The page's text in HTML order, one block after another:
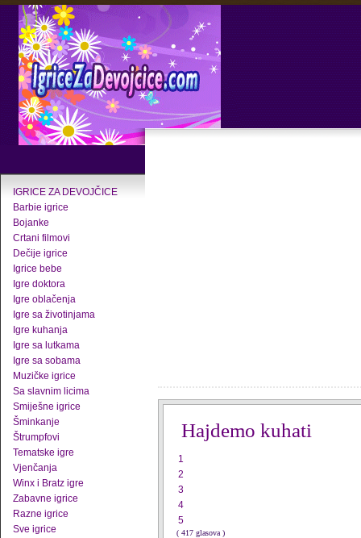
IGRICE ZA DEVOJČICE
Barbie igrice
Bojanke
Crtani filmovi
Dečije igrice
Igrice bebe
Igre doktora
Igre oblačenja
Igre sa životinjama
Igre kuhanja
Igre sa lutkama
Igre sa sobama
Muzičke igrice
Sa slavnim licima
Smiješne igrice
Šminkanje
Štrumpfovi
Tematske igre
Vjenčanja
Winx i Bratz igre
Zabavne igrice
Razne igrice
Sve igrice
Hajdemo kuhati
1
2
3
4
5
( 417 glasova )